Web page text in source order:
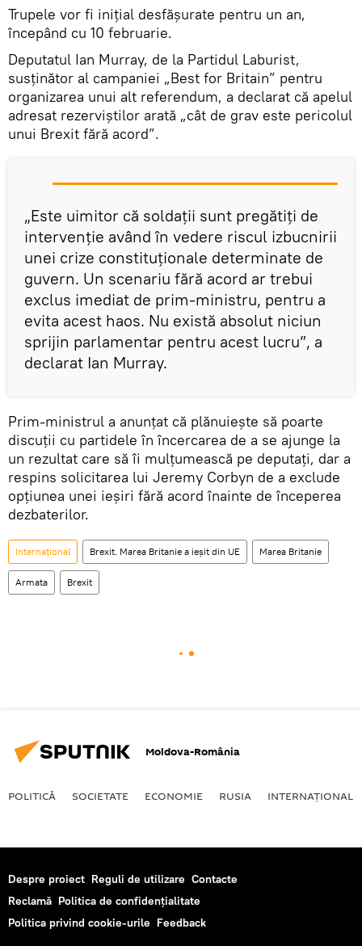
Trupele vor fi inițial desfășurate pentru un an,
începând cu 10 februarie.
Deputatul Ian Murray, de la Partidul Laburist,
susținător al campaniei „Best for Britain” pentru
organizarea unui alt referendum, a declarat că apelul
adresat rezerviştilor arată „cât de grav este pericolul
unui Brexit fără acord”.
„Este uimitor că soldații sunt pregătiţi de
intervenţie având în vedere riscul izbucnirii
unei crize constituționale determinate de
guvern. Un scenariu fără acord ar trebui
exclus imediat de prim-ministru, pentru a
evita acest haos. Nu există absolut niciun
sprijin parlamentar pentru acest lucru”, a
declarat Ian Murray.
Prim-ministrul a anunțat că plănuieşte să poarte
discuţii cu partidele în încercarea de a se ajunge la
un rezultat care să îi mulţumească pe deputați, dar a
respins solicitarea lui Jeremy Corbyn de a exclude
opțiunea unei ieşiri fără acord înainte de începerea
dezbaterilor.
Internaţional Brexit. Marea Britanie a ieșit din UE Marea Britanie
Armata Brexit
Moldova-România
POLITICĂ SOCIETATE ECONOMIE RUSIA INTERNAŢIONAL
Despre proiect Reguli de utilizare Contacte
Reclamă Politica de confidențialitate
Politica privind cookie-urile Feedback